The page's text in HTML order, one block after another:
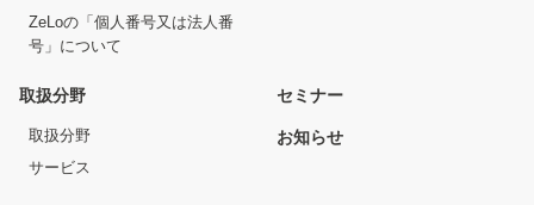
ZeLoの「個人番号又は法人番
号」について
取扱分野
取扱分野
サービス
セミナー
お知らせ